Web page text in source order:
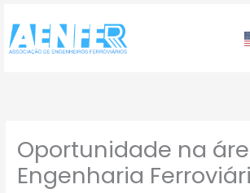
para
conteúdo
Oportunidade na
Engenharia